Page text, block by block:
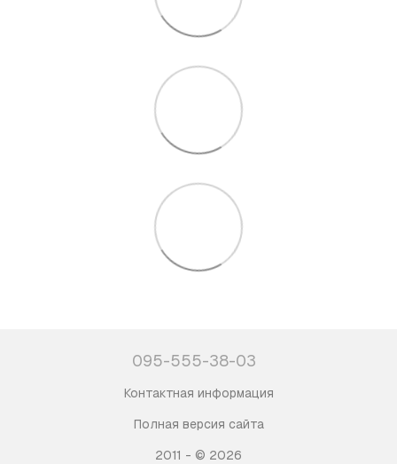
095-555-38-03
Контактная информация
Полная версия сайта
2011 - © 2026